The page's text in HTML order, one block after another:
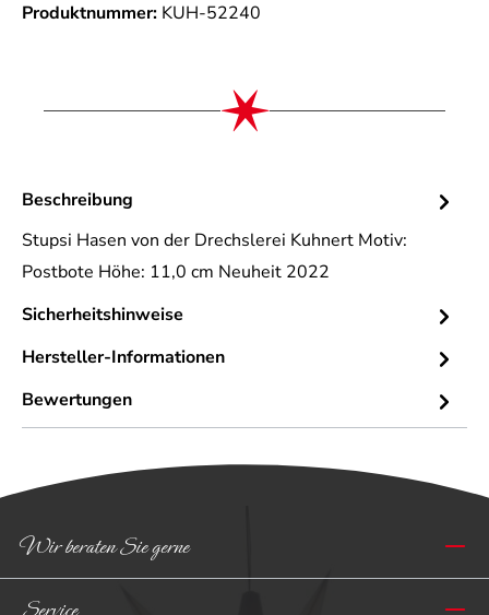
Produktnummer: KUH-52240
Beschreibung
Stupsi Hasen von der Drechslerei Kuhnert Motiv:
Postbote Höhe: 11,0 cm Neuheit 2022
Sicherheitshinweise
Hersteller-Informationen
Bewertungen
Wir beraten Sie gerne